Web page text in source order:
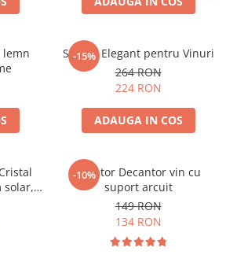
lemn
-15%
Suport Elegant pentru Vinuri
264 RON
224 RON
ADAUGA IN COS
solar,
-10%
Aerator Decantor vin cu
suport arcuit
149 RON
134 RON